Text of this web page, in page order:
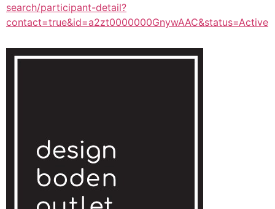
search/participant-detail?
contact=true&id=a2zt0000000GnywAAC&status=Active